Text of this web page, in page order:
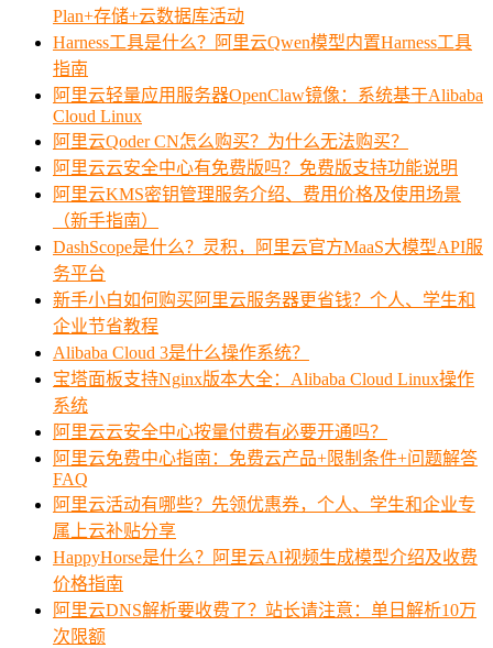
Plan+存储+云数据库活动
Harness工具是什么？阿里云Qwen模型内置Harness工具
指南
阿里云轻量应用服务器OpenClaw镜像：系统基于Alibaba
Cloud Linux
阿里云Qoder CN怎么购买？为什么无法购买？
阿里云云安全中心有免费版吗？免费版支持功能说明
阿里云KMS密钥管理服务介绍、费用价格及使用场景
（新手指南）
DashScope是什么？灵积，阿里云官方MaaS大模型API服
务平台
新手小白如何购买阿里云服务器更省钱？个人、学生和
企业节省教程
Alibaba Cloud 3是什么操作系统？
宝塔面板支持Nginx版本大全：Alibaba Cloud Linux操作
系统
阿里云云安全中心按量付费有必要开通吗？
阿里云免费中心指南：免费云产品+限制条件+问题解答
FAQ
阿里云活动有哪些？先领优惠券，个人、学生和企业专
属上云补贴分享
HappyHorse是什么？阿里云AI视频生成模型介绍及收费
价格指南
阿里云DNS解析要收费了？站长请注意：单日解析10万
次限额